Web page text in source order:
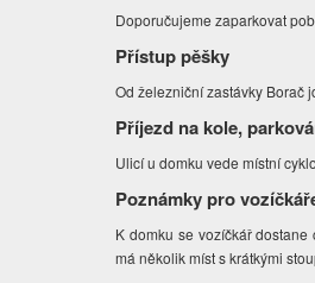
Doporučujeme zaparkovat
Přístup pěšky
Od železniční zastávky Borač
Příjezd na kole,
Ulicí u domku vede místní
Poznámky pro
K domku se vozíčkář
má několik míst s krátkými